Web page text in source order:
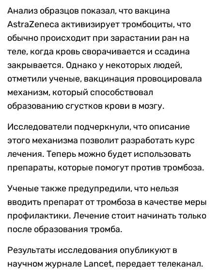
Анализ образцов показал, что вакцина
AstraZeneca активизирует тромбоциты, что
обычно происходит при зарастании ран на
теле, когда кровь сворачивается и ссадина
закрывается. Однако у некоторых людей,
отметили ученые, вакцинация провоцировала
механизм, который способствовал
образованию сгустков крови в мозгу.
Исследователи подчеркнули, что описание
этого механизма позволит разработать курс
лечения. Теперь можно будет использовать
препараты, которые помогут против тромбоза.
Ученые также предупредили, что нельзя
вводить препарат от тромбоза в качестве меры
профилактики. Лечение стоит начинать только
после образования тромба.
Результаты исследования опубликуют в
научном журнале Lancet, передает телеканал.